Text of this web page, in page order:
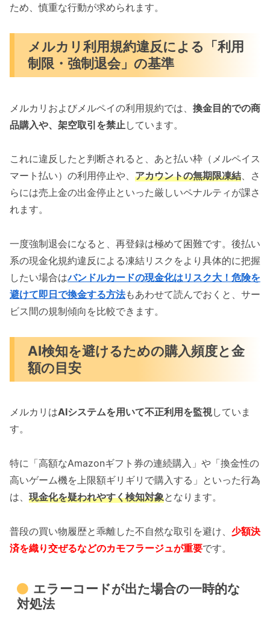
ため、慎重な行動が求められます。
メルカリ利用規約違反による「利用
制限・強制退会」の基準
メルカリおよびメルペイの利用規約では、 換金目的での商
品購入や、架空取引を禁止 しています。
これに違反したと判断されると、あと払い枠（メルペイス
マート払い）の利用停止や、 アカウントの無期限凍結、さ
らには売上金の出金停止といった厳しいペナルティが課さ
れます。
一度強制退会になると、再登録は極めて困難です。後払い
系の現金化規約違反による凍結リスクをより具体的に把握
したい場合はバンドルカードの現金化はリスク大！危険を
避けて即日で換金する方法もあわせて読んでおくと、サー
ビス間の規制傾向を比較できます。
AI検知を避けるための購入頻度と金
額の目安
メルカリはAIシステムを用いて不正利用を監視していま
す。
特に「高額なAmazonギフト券の連続購入」や「換金性の
高いゲーム機を上限額ギリギリで購入する」といった行為
は、 現金化を疑われやすく検知対象となります。
普段の買い物履歴と乖離した不自然な取引を避け、 少額決
済を織り交ぜるなどのカモフラージュが重要です。
エラーコードが出た場合の一時的な
対処法